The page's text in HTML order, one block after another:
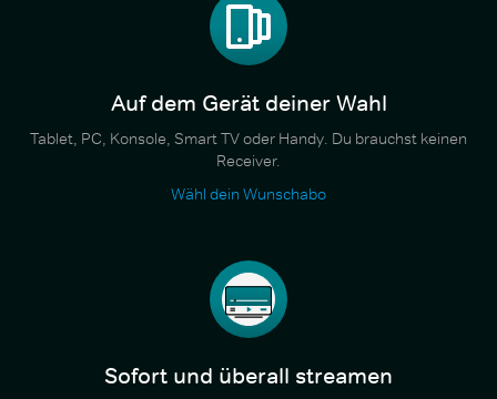
Auf dem Gerät deiner Wahl
Tablet, PC, Konsole, Smart TV oder Handy. Du brauchst keinen
Receiver.
Wähl dein Wunschabo
Sofort und überall streamen